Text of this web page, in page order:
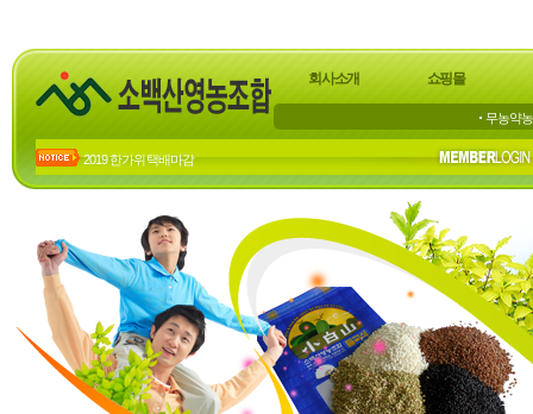
회사소개 쇼핑몰
무농약
2019 한가위 택배마감
2018년 한가위 배송 마감
22년 하계휴가 공지
20년 하계휴가공지